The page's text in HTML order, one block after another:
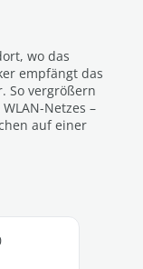
wo das
empfängt das
So vergrößern
Netzes –
auf einer